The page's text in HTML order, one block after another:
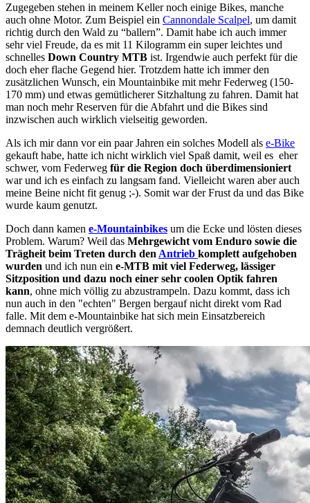
Zugegeben stehen in meinem Keller noch einige Bikes, manche
auch ohne Motor. Zum Beispiel ein Cannondale Scalpel, um damit
richtig durch den Wald zu “ballern”. Damit habe ich auch immer
sehr viel Freude, da es mit 11 Kilogramm ein super leichtes und
schnelles Down Country MTB ist. Irgendwie auch perfekt für die
doch eher flache Gegend hier. Trotzdem hatte ich immer den
zusätzlichen Wunsch, ein Mountainbike mit mehr Federweg (150-
170 mm) und etwas gemütlicherer Sitzhaltung zu fahren. Damit hat
man noch mehr Reserven für die Abfahrt und die Bikes sind
inzwischen auch wirklich vielseitig geworden.
Als ich mir dann vor ein paar Jahren ein solches Modell als e-Bike
gekauft habe, hatte ich nicht wirklich viel Spaß damit, weil es eher
schwer, vom Federweg für die Region doch überdimensioniert
war und ich es einfach zu langsam fand. Vielleicht waren aber auch
meine Beine nicht fit genug ;-). Somit war der Frust da und das Bike
wurde kaum genutzt.
Doch dann kamen e-Mountainbikes um die Ecke und lösten dieses
Problem. Warum? Weil das Mehrgewicht vom Enduro sowie die
Trägheit beim Treten durch den Antrieb komplett aufgehoben
wurden und ich nun ein e-MTB mit viel Federweg, lässiger
Sitzposition und dazu noch einer sehr coolen Optik fahren
kann, ohne mich völlig zu abzustrampeln. Dazu kommt, dass ich
nun auch in den "echten" Bergen bergauf nicht direkt vom Rad
falle. Mit dem e-Mountainbike hat sich mein Einsatzbereich
demnach deutlich vergrößert.